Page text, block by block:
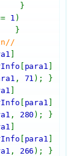
{
1 )
{
//Male Skin
para1
, 71 ); }
para1
, 280 ); }
para1
, 266 ); }